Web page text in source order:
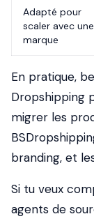
Adapté pour
scaler avec une
marque
En pratique,
Dropshipping
migrer les
branding, et
Si tu veux
agents de